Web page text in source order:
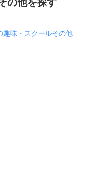
の他を探す
趣味・スクールその他